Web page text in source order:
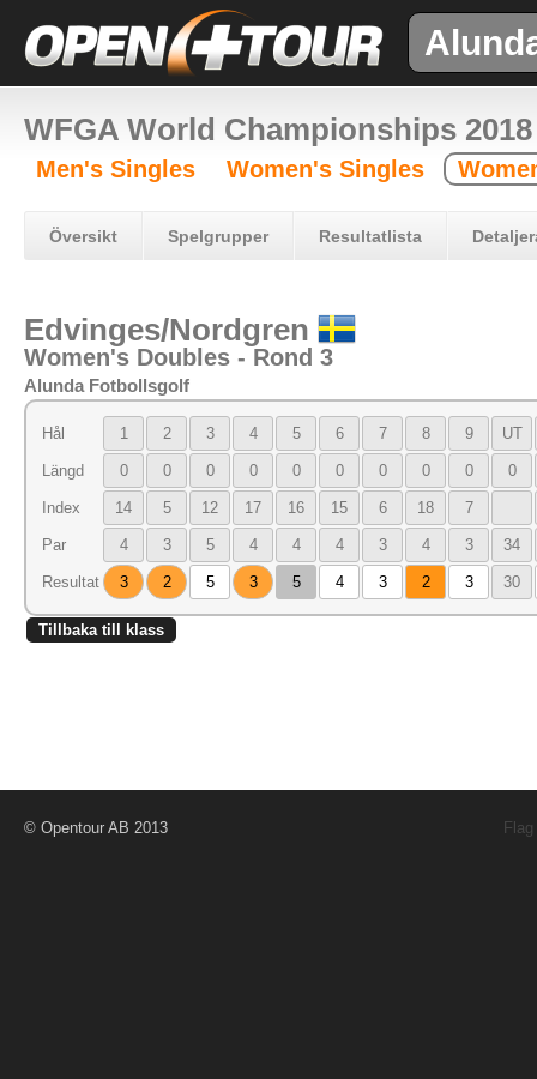
WFGA World Championships 2018
Men's Singles Women's Singles
Översikt Spelgrupper Resultatlista
Edvinges/Nordgren
Women's Doubles - Rond 3
Alunda Fotbollsgolf
Hål 1 2 3 4 5 6 7 8 9 UT
Längd 0 0 0 0 0 0 0 0 0 0
Index 14 5 12 17 16 15 6 18 7
Par 4 3 5 4 4 4 3 4 3 34
Resultat 3 2 5 3 5 4 3 2 3 30
Tillbaka till klass
© Opentour AB 2013